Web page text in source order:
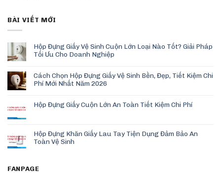
BÀI VIẾT MỚI
Hộp Đựng Giấy Vệ Sinh Cuộn Lớn Loại Nào Tốt? Giải Pháp
Tối Ưu Cho Doanh Nghiệp
Cách Chọn Hộp Đựng Giấy Vệ Sinh Bền, Đẹp, Tiết Kiệm Chi
Phí Mới Nhất Năm 2026
Hộp Đựng Giấy Cuộn Lớn An Toàn Tiết Kiệm Chi Phí
Hộp Đựng Khăn Giấy Lau Tay Tiện Dụng Đảm Bảo An
Toàn Vệ Sinh
FANPAGE